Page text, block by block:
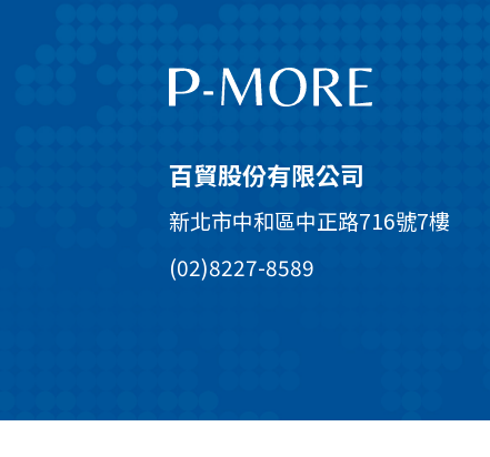
百貿股份有限公司
新北市中和區中正路716號7樓
(02)8227-8589